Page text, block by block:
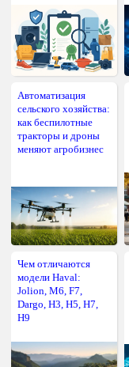
Автоматизация
сельского хозяйства:
как беспилотные
тракторы и дроны
меняют агробизнес
Чем отличаются
модели Haval:
Jolion, M6, F7,
Dargo, H3, H5, H7,
H9